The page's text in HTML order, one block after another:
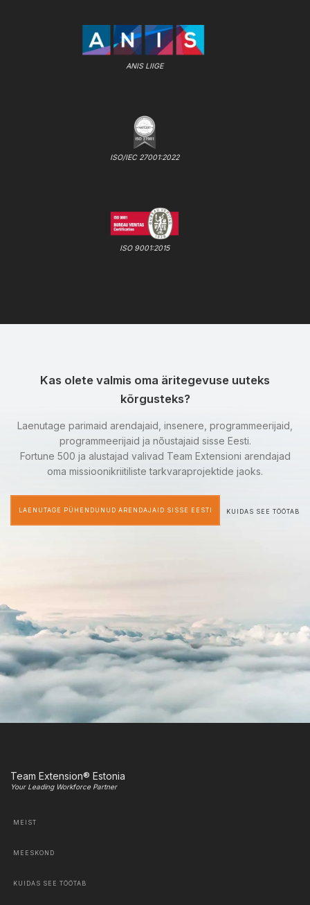
ANIS LIIGE
ISO/IEC 27001:2022
ISO 9001:2015
Kas olete valmis oma äritegevuse uuteks
kõrgusteks?
Laenutage parimaid arendajaid, insenere, programmeerijaid,
programmeerijaid ja nõustajaid sisse Eesti.
Fortune 500 ja alustajad valivad Team Extensioni arendajad
oma missioonikriitiliste tarkvaraprojektide jaoks.
LAENUTAGE PÜHENDUNUD ARENDAJAID SISSE EESTI KUIDAS SEE TÖÖTAB
Team Extension® Estonia
Your Leading Workforce Partner
MEIST
MEESKOND
KUIDAS SEE TÖÖTAB